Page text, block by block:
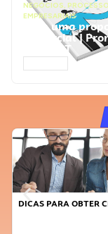
NEGÓCIOS,
EMPRESARIAIS
Faça uma
comercial |
ChatGPT
DICAS PARA OBTER